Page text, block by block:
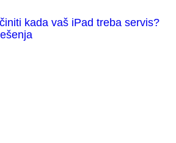
kada vaš iPad treba servis?